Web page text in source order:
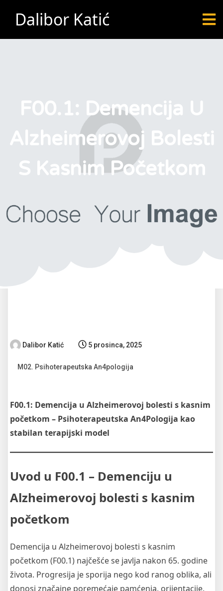
Dalibor Katić
F00.1: Demencija U
Alzheimerovoj Bolesti
S Kasnim Početkom
Dalibor Katić 5 prosinca, 2025
M02. Psihoterapeutska An4pologija
F00.1: Demencija u Alzheimerovoj bolesti s kasnim
početkom – Psihoterapeutska An4Pologija kao
stabilan terapijski model
Uvod u F00.1 – Demenciju u
Alzheimerovoj bolesti s kasnim
početkom
Demencija u Alzheimerovoj bolesti s kasnim
početkom (F00.1) najčešće se javlja nakon 65. godine
života. Progresija je sporija nego kod ranog oblika, ali
donosi značajne poremećaje pamćenja, orijentacije,